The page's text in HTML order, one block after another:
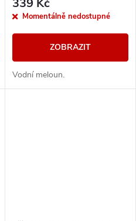
Momentálně nedostupné
ZOBRAZIT
Vodní meloun.